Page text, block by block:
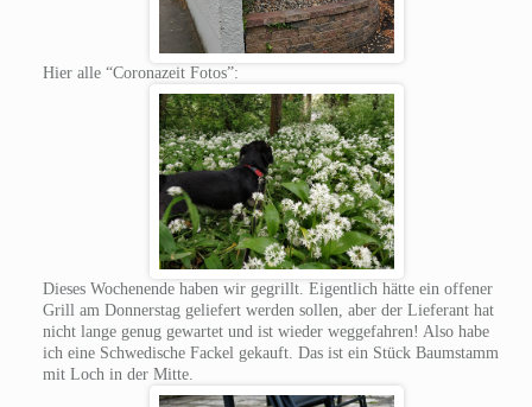
Hier alle “Coronazeit Fotos”:
Dieses Wochenende haben wir gegrillt. Eigentlich hätte ein offener
Grill am Donnerstag geliefert werden sollen, aber der Lieferant hat
nicht lange genug gewartet und ist wieder weggefahren! Also habe
ich eine Schwedische Fackel gekauft. Das ist ein Stück Baumstamm
mit Loch in der Mitte.